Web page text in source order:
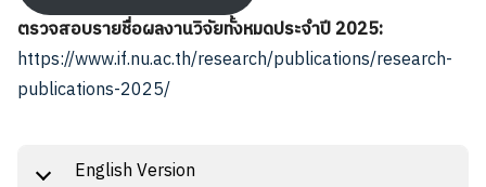
ตรวจสอบรายชื่อผลงานวิจัยทั้งหมดประจำปี 2025:
https://www.if.nu.ac.th/research/publications/research-
publications-2025/
English Version